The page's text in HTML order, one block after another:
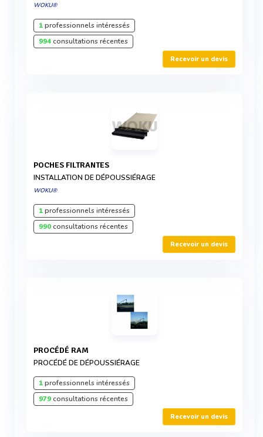
WOKU®
1professionnels intéressés
994consultations récentes
Recevoir un devis
POCHES FILTRANTES
INSTALLATION DE DÉPOUSSIÉRAGE
WOKU®
1professionnels intéressés
990consultations récentes
Recevoir un devis
PROCÉDÉ RAM
PROCÉDÉ DE DÉPOUSSIÉRAGE
1professionnels intéressés
979consultations récentes
Recevoir un devis